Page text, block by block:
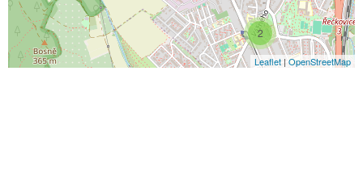
2
Leaflet |OpenStreetMap